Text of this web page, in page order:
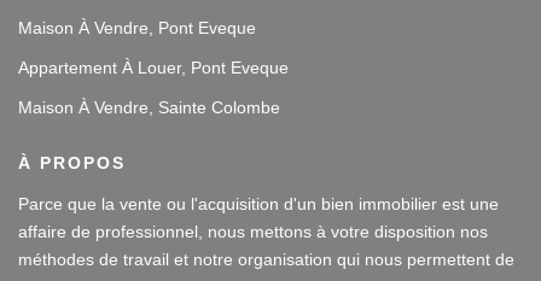
Maison À Vendre, Pont Eveque
Appartement À Louer, Pont Eveque
Maison À Vendre, Sainte Colombe
À PROPOS
Parce que la vente ou l'acquisition d'un bien immobilier est une
affaire de professionnel, nous mettons à votre disposition nos
méthodes de travail et notre organisation qui nous permettent de